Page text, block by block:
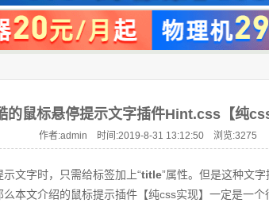
的鼠标悬停提示文字插件Hint.css【纯css
作者:admin 时间:2019-8-31 13:12:50 浏览:3275
文字时，只需给标签加上“title”属性。但是这种文
本文介绍的鼠标提示插件【纯css实现】一定是一个